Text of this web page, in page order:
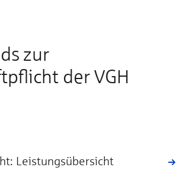
zur
der VGH
Leistungsübersicht